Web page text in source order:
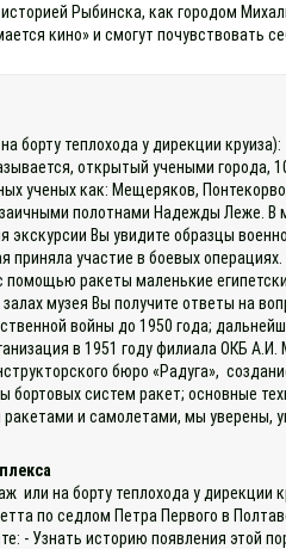
Рыбинска, как городом
кино» и смогут почувствовать
борту теплохода у дирекции
открытый учеными города,
ученых как: Мещеряков,
полотнами Надежды Леже. В
Вы увидите образцы
участие в боевых
ракеты маленькие
музея Вы получите ответы на
войны до 1950 года;
в 1951 году филиала ОКБ
бюро «Радуга»,
систем ракет; основные
и самолетами, мы уверены,
или на борту теплохода у дирекции
по седлом Петра Первого в
- Узнать историю появления этой